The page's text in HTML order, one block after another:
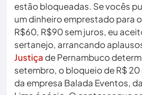
estão bloqueadas. Se vocês
um dinheiro emprestado para
R$60, R$90 sem juros, eu
sertanejo, arrancando
Justiça de Pernambuco
setembro, o bloqueio de R$ 20
da empresa Balada Eventos,